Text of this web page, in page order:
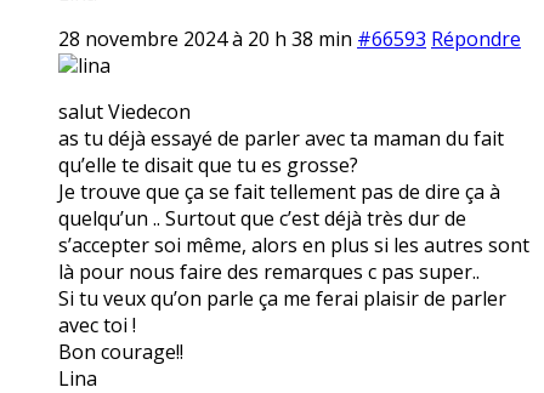
28 novembre 2024 à 20 h 38 min #66593 Répondre
lina
salut Viedecon
as tu déjà essayé de parler avec ta maman du fait
qu’elle te disait que tu es grosse?
Je trouve que ça se fait tellement pas de dire ça à
quelqu’un .. Surtout que c’est déjà très dur de
s’accepter soi même, alors en plus si les autres sont
là pour nous faire des remarques c pas super..
Si tu veux qu’on parle ça me ferai plaisir de parler
avec toi !
Bon courage!!
Lina